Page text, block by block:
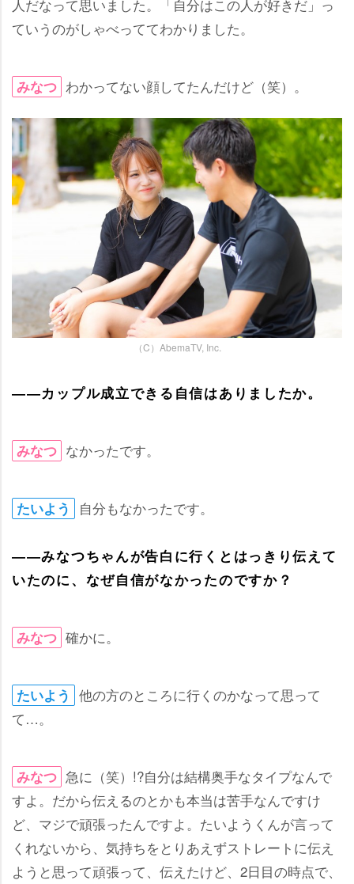
人だなって思いました。「自分はこの人が好きだ」っ
ていうのがしゃべっててわかりました。
みなつ わかってない顔してたんだけど（笑）。
（C）AbemaTV, Inc.
――カップル成立できる自信はありましたか。
みなつ なかったです。
たいよう 自分もなかったです。
――みなつちゃんが告白に行くとはっきり伝えて
いたのに、なぜ自信がなかったのですか？
みなつ 確かに。
たいよう 他の方のところに行くのかなって思って
て…。
みなつ 急に（笑）!?自分は結構奥手なタイプなんで
すよ。だから伝えるのとかも本当は苦手なんですけ
ど、マジで頑張ったんですよ。たいようくんが言って
くれないから、気持ちをとりあえずストレートに伝え
ようと思って頑張って、伝えたけど、2日目の時点で、